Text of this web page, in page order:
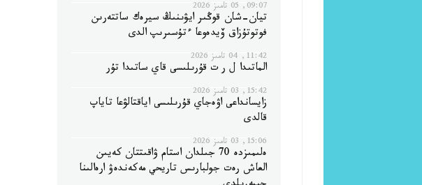
09:07, 05 تامىز 2026
تيان-شان قوڭىر ايۋىنىڭ سيرەك ساتتەرىن
فوتوتۇزاق ۆيدەوعا ءتۇسىرىپ الدى
11:42, 04 تامىز 2026
الماتىدا ل ر ت قۇرىلىسى قاي ساتىدا تۇر
15:42, 03 تامىز 2026
زايسانداعى اۋەجاي قۇرىلىسى اياقتالۋعا تاياپ
قالدى
15:06, 03 تامىز 2026
ەلىمىزدە 70 جىلدان استام ۋاقىتتان كەيىن
العاش رەت جولبارىس تاريحي مەكەندەۋ ارەالىنا